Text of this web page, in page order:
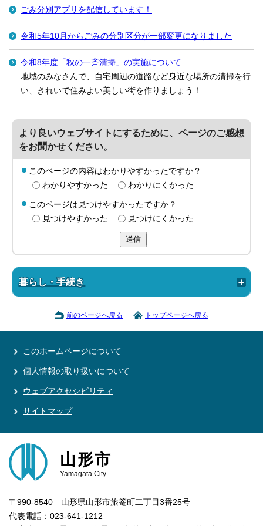
ごみ分別アプリを配信しています！
令和5年10月からごみの分別区分が一部変更になりました
令和8年度「秋の一斉清掃」の実施について
地域のみなさんで、自宅周辺の道路など身近な場所の清掃を行
い、きれいで住みよい美しい街を作りましょう！
より良いウェブサイトにするために、ページのご感想
をお聞かせください。
このページの内容はわかりやすかったですか？
わかりやすかった
わかりにくかった
このページは見つけやすかったですか？
見つけやすかった
見つけにくかった
送信
暮らし・手続き
前のページへ戻る トップページへ戻る
このホームページについて
個人情報の取り扱いについて
ウェブアクセシビリティ
サイトマップ
山形市
Yamagata City
〒990-8540 山形県山形市旅篭町二丁目3番25号
代表電話：023-641-1212